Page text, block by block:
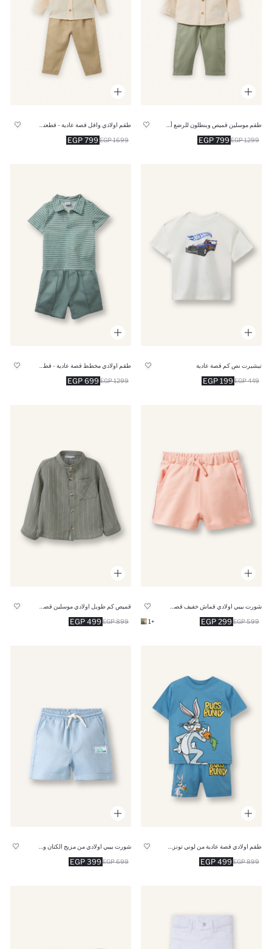
طقم موسلين قميص وبنطلون للرضع أولادي - قطعتين
799 EGP 1299 EGP
طقم اولادي وافل قصة عادية - قطعتين
799 EGP 1699 EGP
تيشيرت نص كم قصة عادية
199 EGP 449 EGP
699 EGP 1299 EGP
299 EGP 599 EGP
+1
499 EGP 899 EGP
499 EGP 899 EGP
399 EGP 699 EGP